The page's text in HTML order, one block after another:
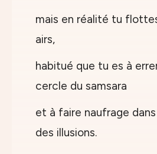
mais en réalité tu
airs,
habitué que tu es à
cercle du samsara
et à faire naufrage
des illusions.